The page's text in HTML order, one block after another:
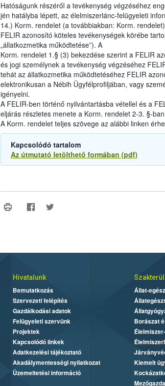
Hatóságunk részéről a tevékenység végzéséhez
jén hatályba lépett, az élelmiszerlánc-felügyeleti
14.) Korm. rendelet (a továbbiakban: Korm.
FELIR azonosító köteles tevékenységek körébe
„állatkozmetika működtetése”). A
Korm. rendelet 1.§ (3) bekezdése szerint a FELIR
és jogi személynek a tevékenység végzéséhez
tehát az állatkozmetika működtetéséhez FELIR
elektronikusan a Nébih Ügyfélprofiljában, vagy
igényelni.
A FELIR-ben történő nyilvántartásba vétellel és a
eljárás részletes menete a Korm. rendelet 2-3. §-
A Korm. rendelet teljes szövege az alábbi linken
Kapcsolódó tartalom
Az útmutató letölthető formában (pdf)
Hivatalunk
Bemutatkozás
Szervezeti felépítés
Gazdálkodási adatok
Felügyeleti szervünk
Projektek
Kapcsolódó linkek
Adatkezelési tájékoztató
Akadálymentességi nyilatkozat
Üzemeltetési információ
Állat-
Borászat
Kiemelt